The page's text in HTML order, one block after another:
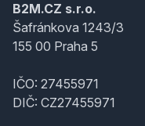
B2M.CZ s.r.o.
Šafránkova 1243/3
155 00 Praha 5
IČO: 27455971
DIČ: CZ27455971